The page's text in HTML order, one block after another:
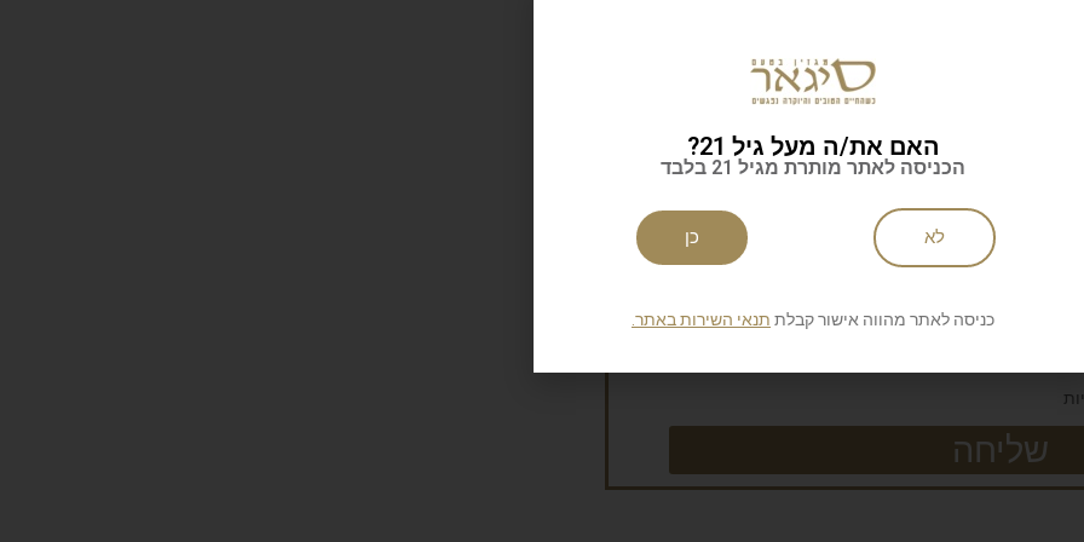
לניוזלטר של סיגאר
שליחה
האם את/ה מעל גיל 21?
הכניסה לאתר מותרת מגיל 21 בלבד
לא כן
כניסה לאתר מהווה אישור קבלת תנאי השירות באתר.